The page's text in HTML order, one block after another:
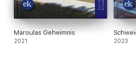
Maroulas Geheimnis
2021 2023